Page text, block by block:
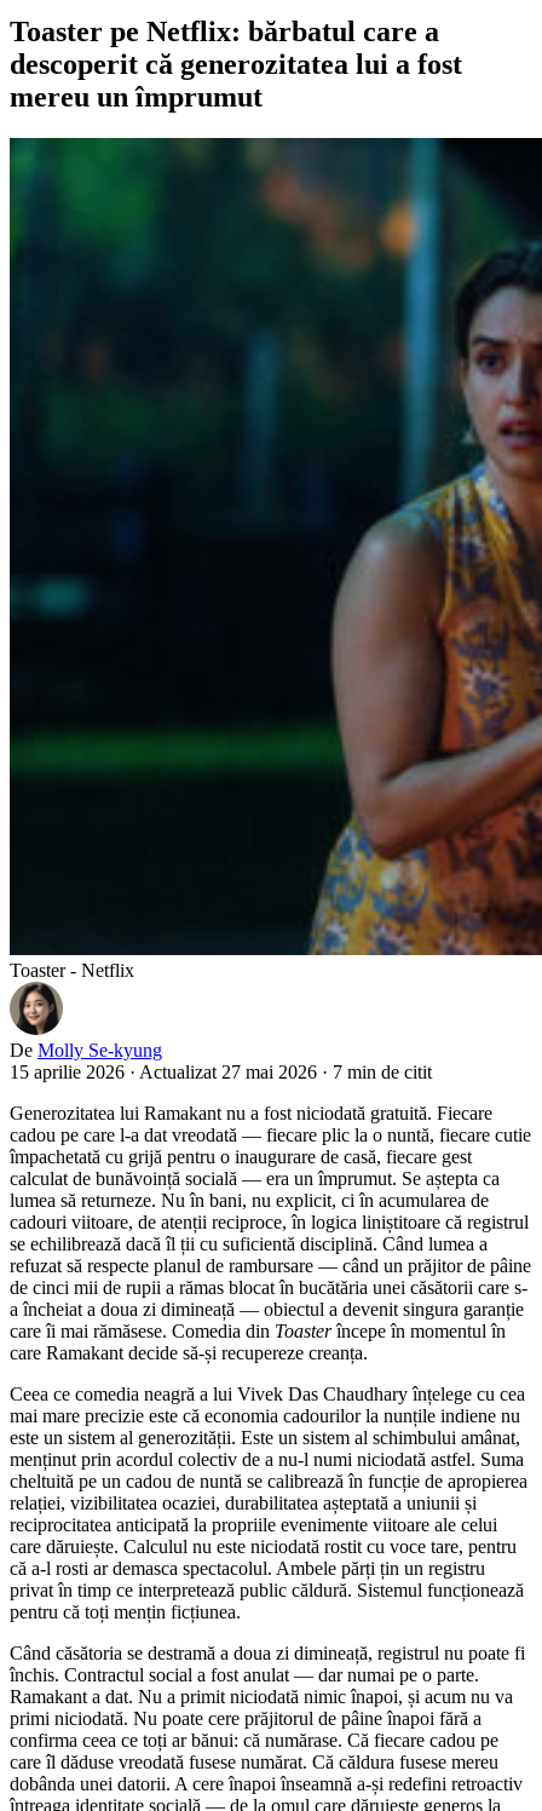
Toaster pe Netflix: bărbatul care a
descoperit că generozitatea lui a fost
mereu un împrumut
Toaster - Netflix
De Molly Se-kyung
15 aprilie 2026 · Actualizat 27 mai 2026 · 7 min de citit
Generozitatea lui Ramakant nu a fost niciodată gratuită. Fiecare
cadou pe care l-a dat vreodată — fiecare plic la o nuntă, fiecare cutie
împachetată cu grijă pentru o inaugurare de casă, fiecare gest
calculat de bunăvoință socială — era un împrumut. Se aștepta ca
lumea să returneze. Nu în bani, nu explicit, ci în acumularea de
cadouri viitoare, de atenții reciproce, în logica liniștitoare că registrul
se echilibrează dacă îl ții cu suficientă disciplină. Când lumea a
refuzat să respecte planul de rambursare — când un prăjitor de pâine
de cinci mii de rupii a rămas blocat în bucătăria unei căsătorii care s-
a încheiat a doua zi dimineață — obiectul a devenit singura garanție
care îi mai rămăsese. Comedia din Toasterîncepe în momentul în
care Ramakant decide să-și recupereze creanța.
Ceea ce comedia neagră a lui Vivek Das Chaudhary înțelege cu cea
mai mare precizie este că economia cadourilor la nunțile indiene nu
este un sistem al generozității. Este un sistem al schimbului amânat,
menținut prin acordul colectiv de a nu-l numi niciodată astfel. Suma
cheltuită pe un cadou de nuntă se calibrează în funcție de apropierea
relației, vizibilitatea ocaziei, durabilitatea așteptată a uniunii și
reciprocitatea anticipată la propriile evenimente viitoare ale celui
care dăruiește. Calculul nu este niciodată rostit cu voce tare, pentru
că a-l rosti ar demasca spectacolul. Ambele părți țin un registru
privat în timp ce interpretează public căldură. Sistemul funcționează
pentru că toți mențin ficțiunea.
Când căsătoria se destramă a doua zi dimineață, registrul nu poate fi
închis. Contractul social a fost anulat — dar numai pe o parte.
Ramakant a dat. Nu a primit niciodată nimic înapoi, și acum nu va
primi niciodată. Nu poate cere prăjitorul de pâine înapoi fără a
confirma ceea ce toți ar bănui: că numărase. Că fiecare cadou pe
care îl dăduse vreodată fusese numărat. Că căldura fusese mereu
dobânda unei datorii. A cere înapoi înseamnă a-și redefini retroactiv
întreaga identitate socială — de la omul care dăruiește generos la